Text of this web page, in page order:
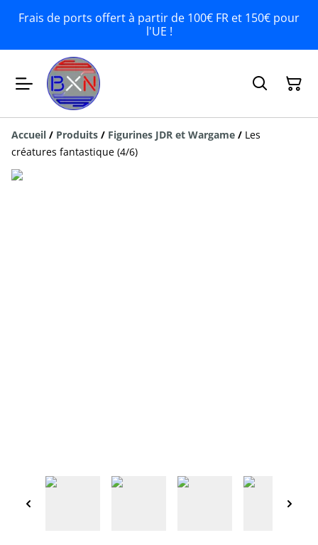
Frais de ports offert à partir de 100€ FR et 150€ pour
l'UE !
Accueil / Produits / Figurines JDR et Wargame / Les
créatures fantastique (4/6)